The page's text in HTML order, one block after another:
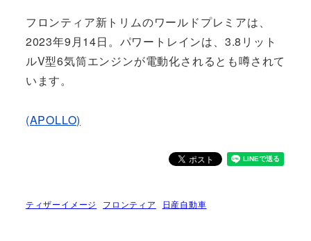
フロンティア新トリムのワールドプレミアは、
2023年9月14日。パワートレインは、3.8リット
ルV型6気筒エンジンが電動化されるとも噂されて
います。
(APOLLO)
ティザーイメージ フロンティア 日産自動車